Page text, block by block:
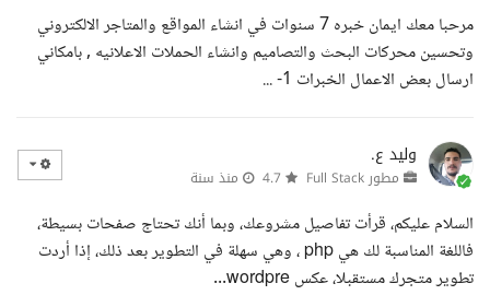
مرحبا معك ايمان خبره 7 سنوات في انشاء المواقع والمتاجر الالكتروني
وتحسين محركات البحث والتصاميم وانشاء الحملات الاعلانيه , بامكاني
ارسال بعض الاعمال الخبرات 1- ...
وليد ع.
مطور Full Stack منذ سنة
السلام عليكم، قرأت تفاصيل مشروعك، وبما أنك تحتاج صفحات بسيطة،
فاللغة المناسبة لك هي php ، وهي سهلة في التطوير بعد ذلك، إذا أردت
تطوير متجرك مستقبلا، عكس wordpre...